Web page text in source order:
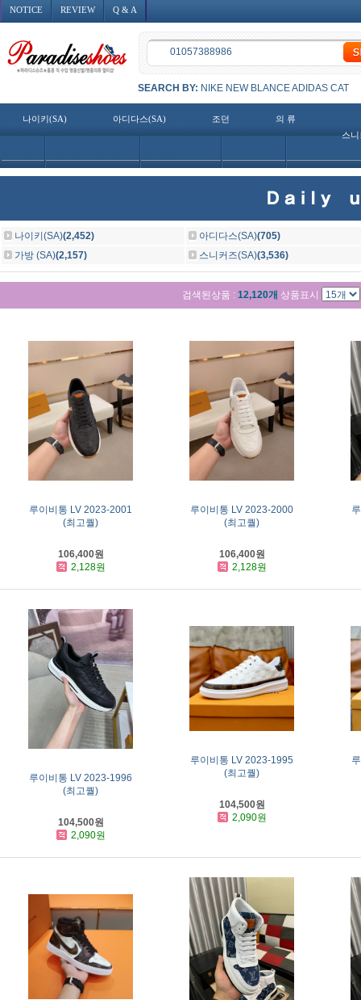
NOTICE REVIEW Q & A
SEARCH BY: NIKE NEW BLANCEADIDAS CAT
나이키(SA) 아디다스(SA) 조던
의 류
스니
나이키(SA)(2,452) 아디다스(SA)(705)
가방 (SA)(2,157) 스니커즈(SA)(3,536)
검색된상품 : 12,120개 상품표시
루이비통 LV 2023-2001
(최고퀄)
106,400원
2,128원
루이비통 LV 2023-2000
(최고퀄)
106,400원
2,128원
루이비통 LV 2023-1996
(최고퀄)
104,500원
2,090원
루이비통 LV 2023-1995
(최고퀄)
104,500원
2,090원